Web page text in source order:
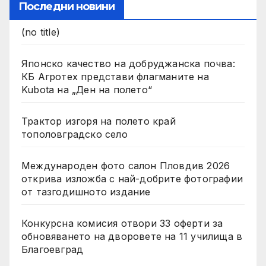
Последни новини
(no title)
Японско качество на добруджанска почва:
КБ Агротех представи флагманите на
Kubota на „Ден на полето“
Трактор изгоря на полето край
тополовградско село
Международен фото салон Пловдив 2026
открива изложба с най-добрите фотографии
от тазгодишното издание
Конкурсна комисия отвори 33 оферти за
обновяването на дворовете на 11 училища в
Благоевград